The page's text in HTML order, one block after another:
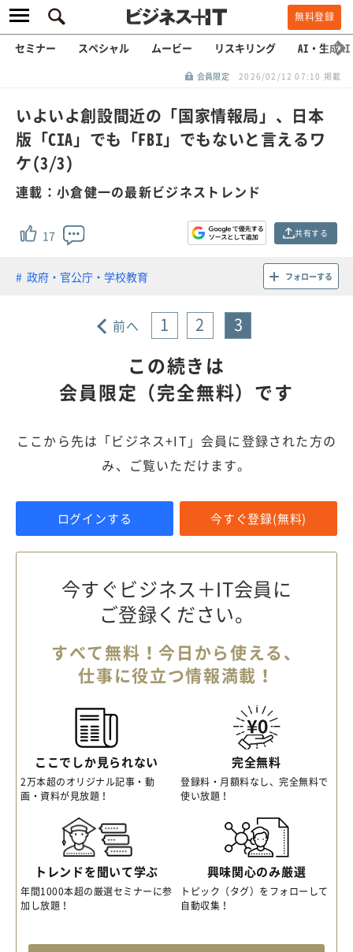
無料登録
セミナー スペシャル ムービー リスキリング AI・生成AI
会員限定 2026/02/12 07:10 掲載
いよいよ創設間近の「国家情報局」、日本
版「CIA」でも「FBI」でもないと言えるワ
ケ(3/3)
連載：小倉健一の最新ビジネストレンド
17 共有する
政府・官公庁・学校教育 フォローする
前へ 1 2 3
この続きは
会員限定（完全無料）です
ここから先は「ビジネス+IT」会員に登録された方の
み、ご覧いただけます。
ログインする 今すぐ登録(無料)
今すぐビジネス＋IT会員に
ご登録ください。
すべて無料！今日から使える、
仕事に役立つ情報満載！
ここでしか見られない
2万本超のオリジナル記事・動
画・資料が見放題！
完全無料
登録料・月額料なし、完全無料で
使い放題！
トレンドを聞いて学ぶ
年間1000本超の厳選セミナーに参
加し放題！
興味関心のみ厳選
トピック（タグ）をフォローして
自動収集！